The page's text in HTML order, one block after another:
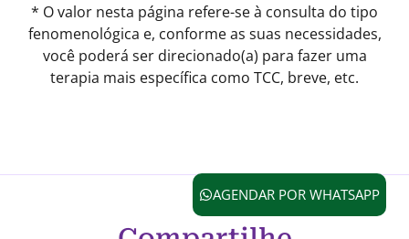
* O valor nesta página refere-se à consulta do tipo
fenomenológica e, conforme as suas necessidades,
você poderá ser direcionado(a) para fazer uma
terapia mais específica como TCC, breve, etc.
AGENDAR POR WHATSAPP